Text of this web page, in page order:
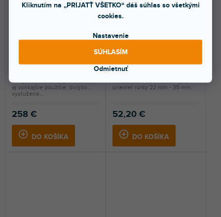
Kliknutím na „PRIJATŤ VŠETKO“ dáš súhlas so všetkými
cookies.
Nastavenie
Odmietnuť
SÚHLASÍM
Skladom na predajni(2 ks)
258 €
DO KOŠÍKA
aj vonkajšie použitie, dvojito
vystužená...
Skladom na predajni(6 ks)
52,20 €
DO KOŠÍKA
priemer rúrky 22 mm - 35 mm.